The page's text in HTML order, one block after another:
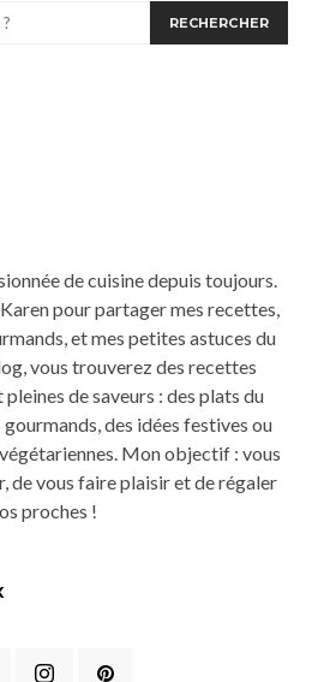
RECHERCHER
de cuisine depuis toujours.
Karen pour partager mes recettes,
et mes petites astuces du
vous trouverez des recettes
de saveurs : des plats du
des idées festives ou
Mon objectif : vous
de vous faire plaisir et de régaler
proches !